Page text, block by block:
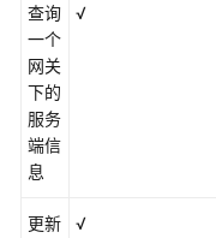
查询
一个
网关
下的
服务
端信
息
√
更新
√